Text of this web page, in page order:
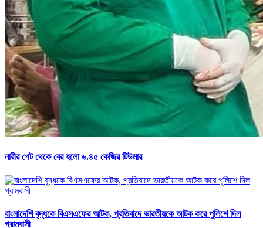
নারীর পেট থেকে বের হলো ৬.৪৫ কেজির টিউমার
বাংলাদেশি বৃদ্ধকে বিএসএফের আটক, প্রতিবাদে ভারতীয়কে আটক করে পুলিশে দিল
গ্রামবাসী